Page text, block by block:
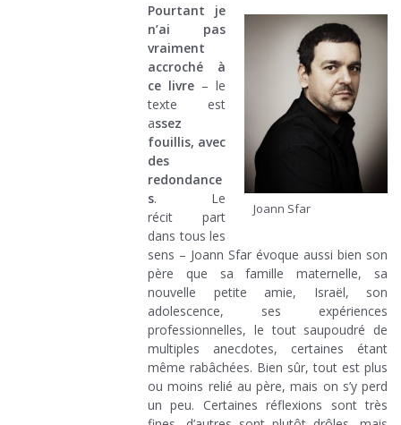
Joann Sfar
Pourtant je
n’ai pas
vraiment
accroché à
ce livre – le
texte est
assez
fouillis, avec
des
redondance
s. Le
récit part
dans tous les
sens – Joann Sfar évoque aussi bien son
père que sa famille maternelle, sa
nouvelle petite amie, Israël, son
adolescence, ses expériences
professionnelles, le tout saupoudré de
multiples anecdotes, certaines étant
même rabâchées. Bien sûr, tout est plus
ou moins relié au père, mais on s’y perd
un peu. Certaines réflexions sont très